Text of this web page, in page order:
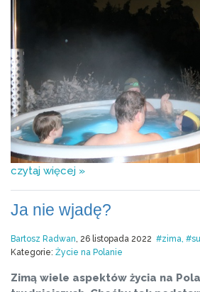
czytaj więcej »
Ja nie wjadę?
Bartosz Radwan, 26 listopada 2022 zima
Kategorie: Życie na Polanie
Zimą wiele aspektów życia na